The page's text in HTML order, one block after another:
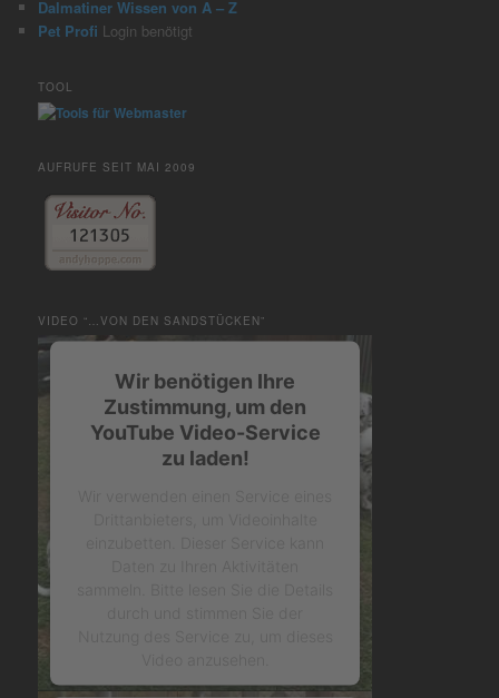
Dalmatiner Wissen von A – Z
Pet Profi Login benötigt
TOOL
AUFRUFE SEIT MAI 2009
VIDEO “…VON DEN SANDSTÜCKEN”
Wir benötigen Ihre
Zustimmung, um den
YouTube Video-Service
zu laden!